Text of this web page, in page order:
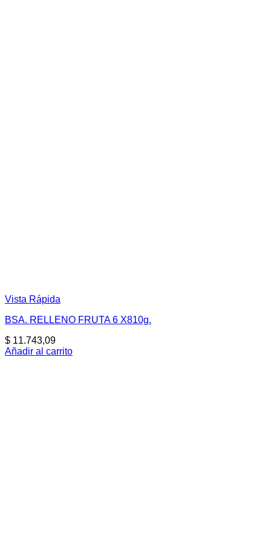
Vista Rápida
BSA. RELLENO FRUTA 6 X810g.
$ 11.743,09
Añadir al carrito